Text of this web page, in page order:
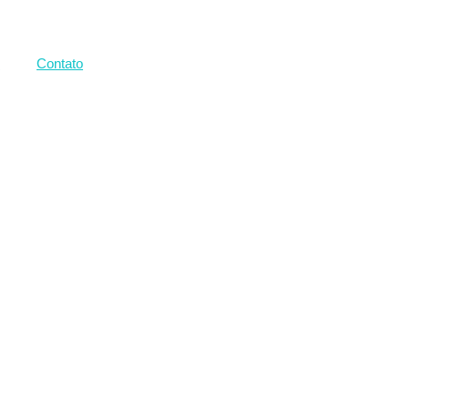
Contato